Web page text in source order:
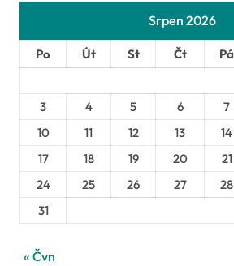
r
p
ř
í
s
p
Srpen 2026
Po Út St Čt Pá
3
4 5 6 7
10
11 12 13 14
17
18 19 20 21
24
25 26 27 28
31
« Čvn